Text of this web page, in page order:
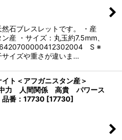
石ブレスレットです。 ・産
産 ・サイズ：丸玉約7.5mm、
S ※
サイズや重さが違いま…
ト＜アフガニスタン産＞
力 人間関係 高貴 パワース
番：17730 [17730]